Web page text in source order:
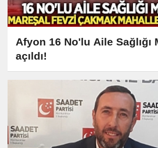
Afyon 16 No'lu Aile Sağlığı
açıldı!